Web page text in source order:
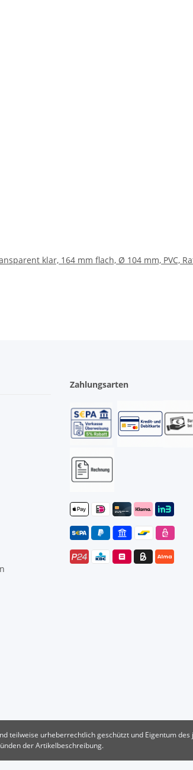
klar, 164 mm flach, Ø 104 mm, PVC,
Zahlungsarten
teilweise urheberrechtlich geschützt und Eigentum
der Artikelbeschreibung.